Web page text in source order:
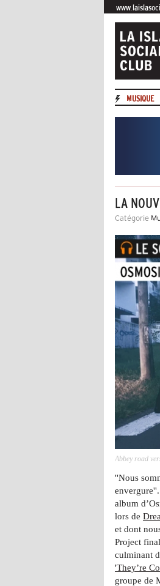
MUSIQUE
LA
Catégorie
Abbey road
''Nous
album
lors de
et dont
Project
culminant
'They’re
groupe de